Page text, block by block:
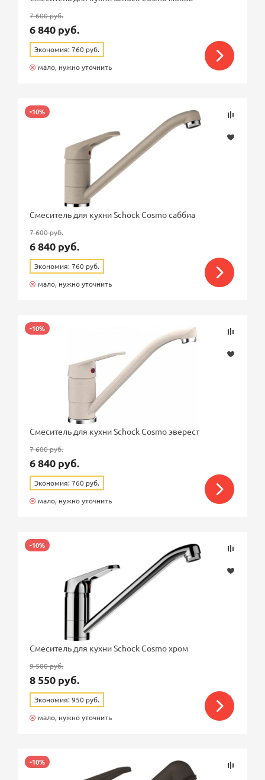
Высота смесителя, см
Высота излива, см
Длина излива, см
высокий
средний
Особенности
2 в 1 (под фильтр)
выдвижной душ
7 600 руб.
6 840 руб.
Экономия: 760 руб.
мало, нужно уточнить
-10%
Смеситель для кухни Schock Cosmo саббиа
7 600 руб.
6 840 руб.
Экономия: 760 руб.
мало, нужно уточнить
-10%
Смеситель для кухни Schock Cosmo эверест
7 600 руб.
6 840 руб.
Экономия: 760 руб.
мало, нужно уточнить
-10%
Смеситель для кухни Schock Cosmo хром
9 500 руб.
8 550 руб.
Экономия: 950 руб.
мало, нужно уточнить
-10%